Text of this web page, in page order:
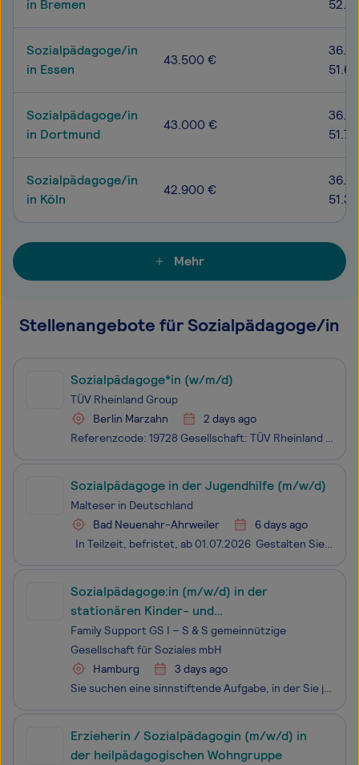
in Bremen
Sozialpädagoge/in
in Essen
43.500 €
Sozialpädagoge/in
in Dortmund
43.000 €
Sozialpädagoge/in
in Köln
42.900 €
Mehr
Stellenangebote für Sozialpädagoge/in
Sozialpädagoge*in (w/m/d)
TÜV Rheinland Group
Berlin Marzahn
2 days ago
Referenzcode: 19728 Gesellschaft: TÜV Rheinland Group Die Begeisterung für zukunftsweisende Lösungen teilen wir mit über 28.000 Menschen rund um den Globus. Bei TÜV Rheinland können Sie Ihr Wissen eigenverantwortlich einbringen und sich dabei persönlich immer weiter entwickeln. Wir sind ein Team aus
Sozialpädagoge in der Jugendhilfe (m/w/d)
Malteser in Deutschland
Bad Neuenahr-Ahrweiler
6 days ago
In Teilzeit, befristet, ab 01.07.2026 Gestalten Sie mit uns neue Projekte in der Jugendhilfe! Sie begeistern sich dafür, junge Menschen in ihrer Entwicklung zu unterstützen und zu fördern? Sie möchten in einem motivierten, wertschätzenden Team arbeiten und dieJugendhilfe aktiv mitgesta
Sozialpädagoge:in (m/w/d) in der
stationären Kinder- und
Jugendhilfe/Wohngruppe in Harburg
Family Support GS I – S & S gemeinnützige
Gesellschaft für Soziales mbH
Hamburg
3 days ago
Sie suchen eine sinnstiftende Aufgabe, in der Sie junge Menschen auf ihrem Weg in ein eigenverantwortliches Leben begleiten können? Dann bewerben Sie sich jetzt als Betreuer:in (m/w/d, in Teil- oder Vollzeit) für unserer Wohngruppe im Phönix-Viertel in Hamburg-Harburg. Wir suchen ab dem 15.08./01.0
Erzieherin / Sozialpädagogin (m/w/d) in
der heilpädagogischen Wohngruppe